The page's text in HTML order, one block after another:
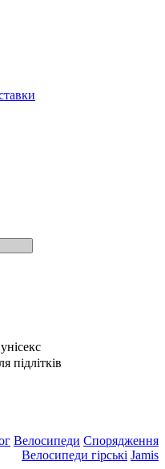
унісекс
підлітків
Велосипеди Спорядження
Велосипеди гірські Jamis